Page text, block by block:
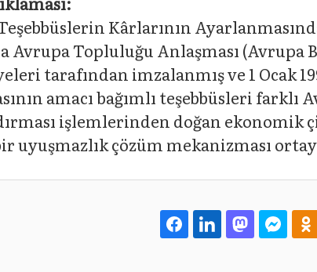
Teşebbüslerin Kârlarının
Avrupa Topluluğu Anlaşması
tarafından imzalanmış ve 1
amacı bağımlı teşebbüsleri
işlemlerinden doğan
uyuşmazlık çözüm mekanizması